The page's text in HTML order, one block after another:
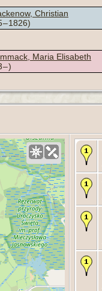
Christian
– 1826)
Maria Elisabeth
– )